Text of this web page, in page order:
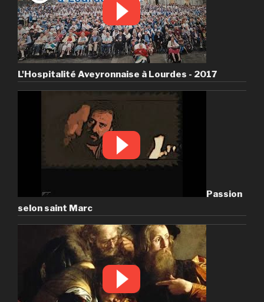
L'Hospitalité Aveyronnaise à Lourdes - 2017
Passion
selon saint Marc